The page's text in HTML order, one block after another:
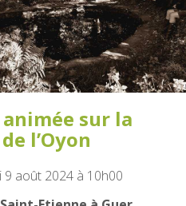
sur la
l’Oyon
9 août 2024 à 10h00